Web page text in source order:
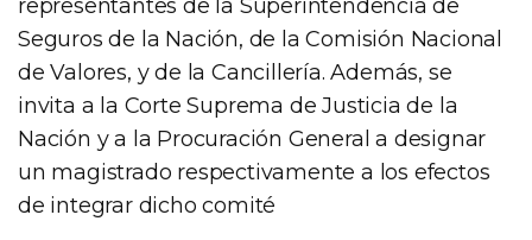
representantes de la Superintendencia de
Seguros de la Nación, de la Comisión Nacional
de Valores, y de la Cancillería. Además, se
invita a la Corte Suprema de Justicia de la
Nación y a la Procuración General a designar
un magistrado respectivamente a los efectos
de integrar dicho comité